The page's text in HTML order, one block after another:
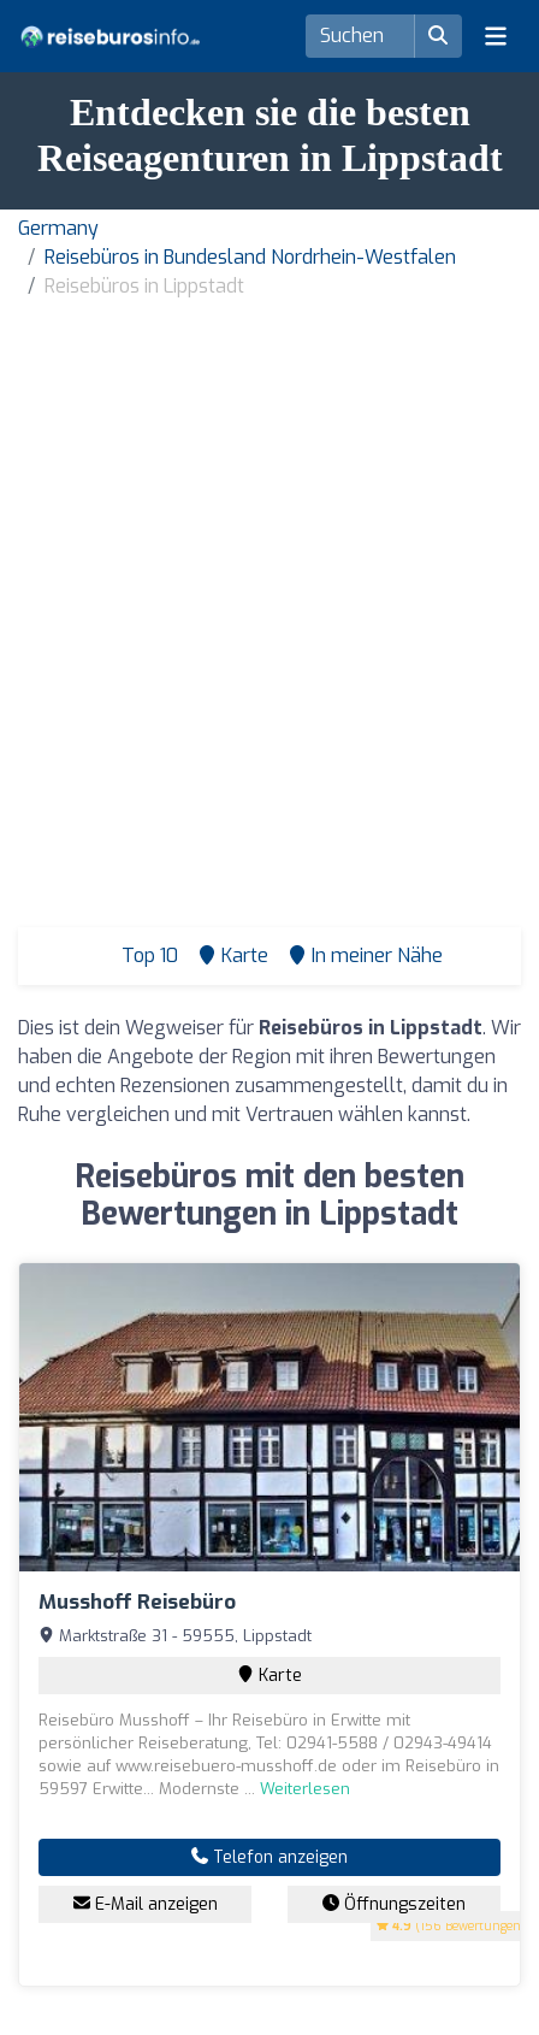
Entdecken sie die besten
Reiseagenturen in Lippstadt
Germany
Reisebüros in Bundesland Nordrhein-Westfalen
Reisebüros in Lippstadt
Top 10 Karte In meiner Nähe
Dies ist dein Wegweiser für Reisebüros in Lippstadt. Wir
haben die Angebote der Region mit ihren Bewertungen
und echten Rezensionen zusammengestellt, damit du in
Ruhe vergleichen und mit Vertrauen wählen kannst.
Reisebüros mit den besten
Bewertungen in Lippstadt
Musshoff Reisebüro
4.9 (156 Bewertungen)
Marktstraße 31 - 59555, Lippstadt
Karte
Reisebüro Musshoff – Ihr Reisebüro in Erwitte mit
persönlicher Reiseberatung, Tel: 02941-5588 / 02943-49414
sowie auf www.reisebuero-musshoff.de oder im Reisebüro in
59597 Erwitte... Modernste ... Weiterlesen
Telefon anzeigen
E-Mail anzeigen Öffnungszeiten